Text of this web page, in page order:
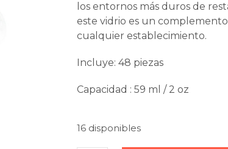
los entornos más duros de
este vidrio es un
cualquier establecimiento.
Incluye: 48 piezas
Capacidad : 59 ml / 2 oz
16 disponibles